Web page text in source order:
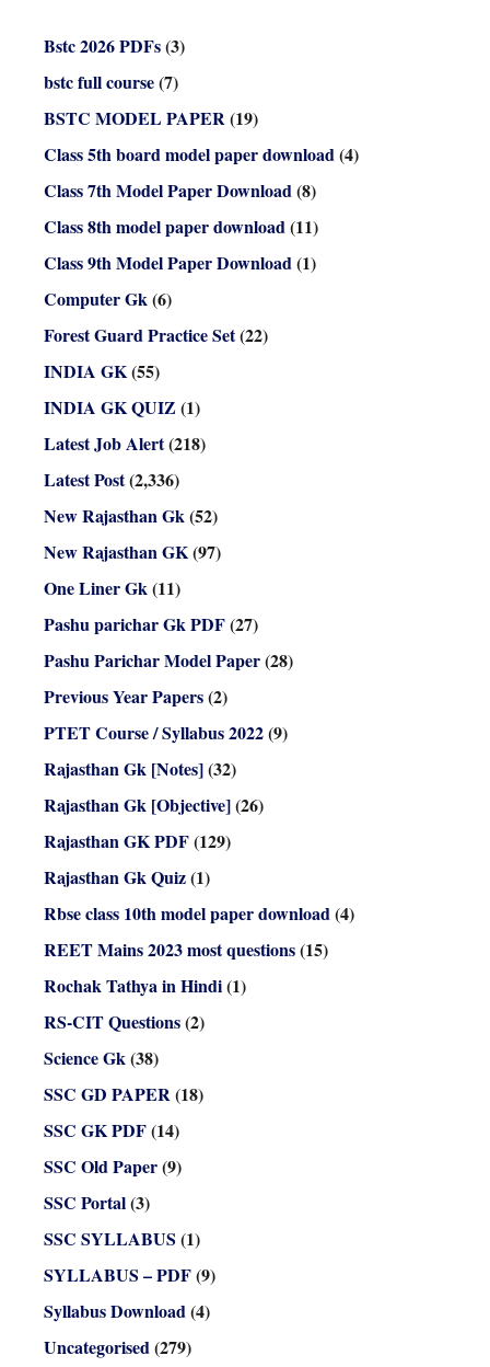
Bstc 2026 PDFs(3)
bstc full course(7)
BSTC MODEL PAPER(19)
Class 5th board model paper download(4)
Class 7th Model Paper Download(8)
Class 8th model paper download(11)
Class 9th Model Paper Download(1)
Computer Gk(6)
Forest Guard Practice Set(22)
INDIA GK(55)
INDIA GK QUIZ (1)
Latest Job Alert(218)
Latest Post(2,336)
New Rajasthan Gk(52)
New Rajasthan GK(97)
One Liner Gk(11)
Pashu parichar Gk PDF(27)
Pashu Parichar Model Paper(28)
Previous Year Papers(2)
PTET Course / Syllabus 2022(9)
Rajasthan Gk [Notes](32)
Rajasthan Gk [Objective](26)
Rajasthan GK PDF(129)
Rajasthan Gk Quiz(1)
Rbse class 10th model paper download(4)
REET Mains 2023 most questions(15)
Rochak Tathya in Hindi(1)
RS-CIT Questions(2)
Science Gk(38)
SSC GD PAPER(18)
SSC GK PDF(14)
SSC Old Paper(9)
SSC Portal(3)
SSC SYLLABUS (1)
SYLLABUS – PDF(9)
Syllabus Download(4)
Uncategorised(279)